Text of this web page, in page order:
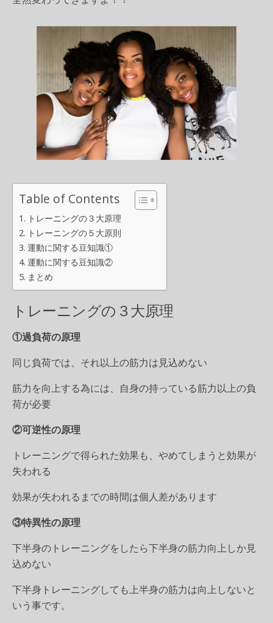
Table of Contents
トレーニングの３大原理
トレーニングの５大原則
運動に関する豆知識①
運動に関する豆知識②
まとめ
トレーニングの３大原理
①過負荷の原理
同じ負荷では、それ以上の筋力は見込めない
筋力を向上する為には、自身の持っている筋力以上の負
荷が必要
②可逆性の原理
トレーニングで得られた効果も、やめてしまうと効果が
失われる
効果が失われるまでの時間は個人差があります
③特異性の原理
下半身のトレーニングをしたら下半身の筋力向上しか見
込めない
下半身トレーニングしても上半身の筋力は向上しないと
いう事です。